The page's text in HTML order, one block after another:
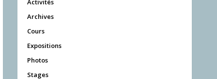
Activités
Archives
Cours
Expositions
Photos
Stages